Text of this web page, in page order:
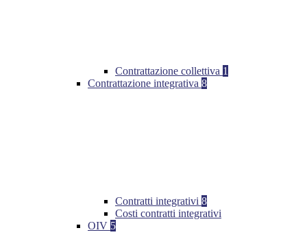
Contrattazione collettiva 1
Contrattazione integrativa 8
Contratti integrativi 8
Costi contratti integrativi
OIV 5